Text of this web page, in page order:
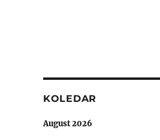
KOLEDAR
August 2026